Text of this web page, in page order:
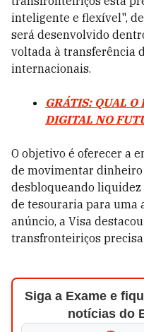
inteligente e flexível",
será desenvolvido
voltada à transferência
internacionais.
GRÁTIS: QUAL O
DIGITAL NO
O objetivo é oferecer a
de movimentar
desbloqueando liquidez
de tesouraria para uma
anúncio, a Visa
transfronteiriços
Siga a Exame e
notícias do